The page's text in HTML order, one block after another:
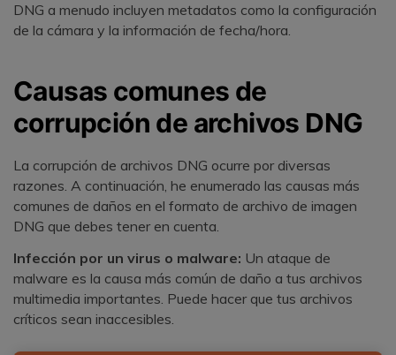
DNG a menudo incluyen metadatos como la configuración
de la cámara y la información de fecha/hora.
Causas comunes de
corrupción de archivos DNG
La corrupción de archivos DNG ocurre por diversas
razones. A continuación, he enumerado las causas más
comunes de daños en el formato de archivo de imagen
DNG que debes tener en cuenta.
Infección por un virus o malware: Un ataque de
malware es la causa más común de daño a tus archivos
multimedia importantes. Puede hacer que tus archivos
críticos sean inaccesibles.